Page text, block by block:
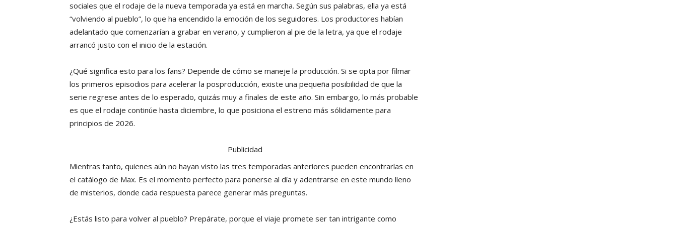
sociales que el rodaje de la nueva temporada ya está en marcha. Según sus palabras, ella ya está
“volviendo al pueblo”, lo que ha encendido la emoción de los seguidores. Los productores habían
adelantado que comenzarían a grabar en verano, y cumplieron al pie de la letra, ya que el rodaje
arrancó justo con el inicio de la estación.
¿Qué significa esto para los fans? Depende de cómo se maneje la producción. Si se opta por filmar
los primeros episodios para acelerar la posproducción, existe una pequeña posibilidad de que la
serie regrese antes de lo esperado, quizás muy a finales de este año. Sin embargo, lo más probable
es que el rodaje continúe hasta diciembre, lo que posiciona el estreno más sólidamente para
principios de 2026.
Publicidad
Mientras tanto, quienes aún no hayan visto las tres temporadas anteriores pueden encontrarlas en
el catálogo de Max. Es el momento perfecto para ponerse al día y adentrarse en este mundo lleno
de misterios, donde cada respuesta parece generar más preguntas.
¿Estás listo para volver al pueblo? Prepárate, porque el viaje promete ser tan intrigante como